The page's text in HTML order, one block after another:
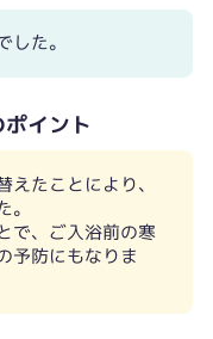
た。
イント
たことにより、
で、ご入浴前の寒
予防にもなりま